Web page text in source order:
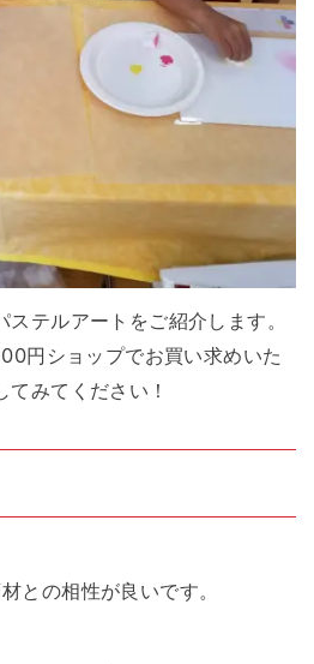
テルアートをご紹介します。
円ショップでお買い求めいた
みてください！
との相性が良いです。